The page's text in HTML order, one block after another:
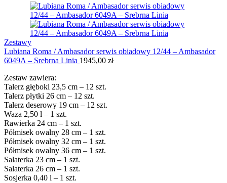
Zestawy
Lubiana Roma / Ambasador serwis obiadowy 12/44 – Ambasador
6049A – Srebrna Linia 1945,00 zł
Zestaw zawiera:
Talerz głęboki 23,5 cm – 12 szt.
Talerz płytki 26 cm – 12 szt.
Talerz deserowy 19 cm – 12 szt.
Waza 2,50 l – 1 szt.
Rawierka 24 cm – 1 szt.
Półmisek owalny 28 cm – 1 szt.
Półmisek owalny 32 cm – 1 szt.
Półmisek owalny 36 cm – 1 szt.
Salaterka 23 cm – 1 szt.
Salaterka 26 cm – 1 szt.
Sosjerka 0,40 l – 1 szt.